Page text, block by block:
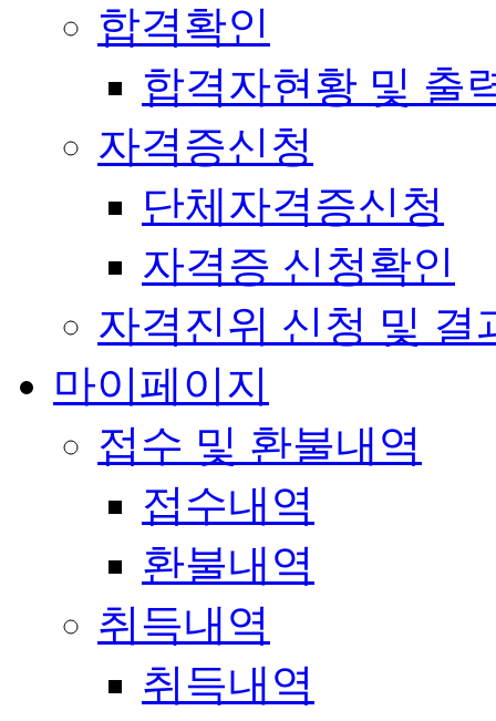
합격확인
합격자현황 및 출
자격증신청
단체자격증신청
자격증 신청확인
자격진위 신청 및 결
마이페이지
접수 및 환불내역
접수내역
환불내역
취득내역
취득내역